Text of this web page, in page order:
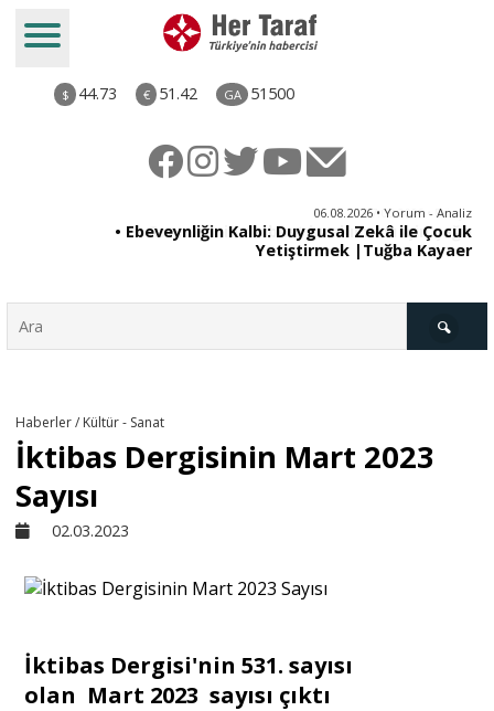
$ 44.73 € 51.42 GA 51500
06.08.2026 • Yorum - Analiz
• Ebeveynliğin Kalbi: Duygusal Zekâ ile Çocuk
Yetiştirmek |Tuğba Kayaer
Ekonomi
Haberler / Kültür - Sanat
İktibas Dergisinin Mart 2023
Sayısı
02.03.2023
İktibas Dergisi'nin 531. sayısı
olan Mart 2023 sayısı çıktı